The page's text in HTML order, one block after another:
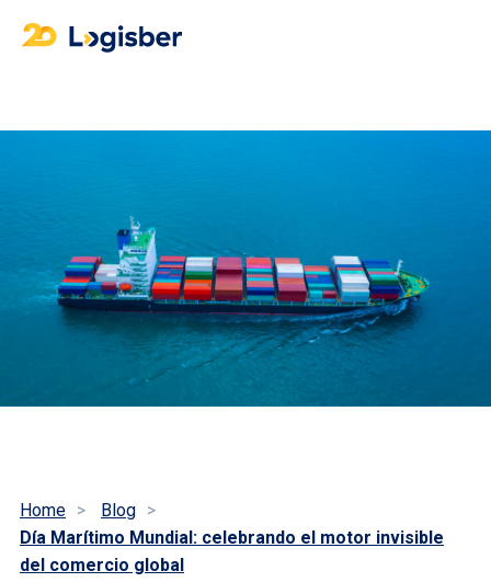
Home
Blog
Día Marítimo Mundial: celebrando el motor invisible
del comercio global